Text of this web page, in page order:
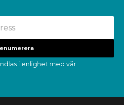
i enlighet med vår